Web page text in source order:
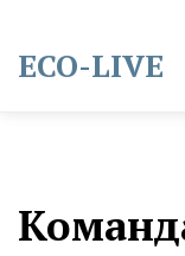
content
ECO-LIVE